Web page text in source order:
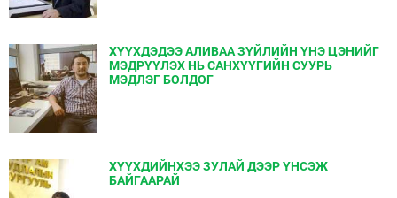
ХҮҮХДЭДЭЭ АЛИВАА ЗҮЙЛИЙН ҮНЭ ЦЭНИЙГ
МЭДРҮҮЛЭХ НЬ САНХҮҮГИЙН СУУРЬ
МЭДЛЭГ БОЛДОГ
ХҮҮХДИЙНХЭЭ ЗУЛАЙ ДЭЭР ҮНСЭЖ
БАЙГААРАЙ